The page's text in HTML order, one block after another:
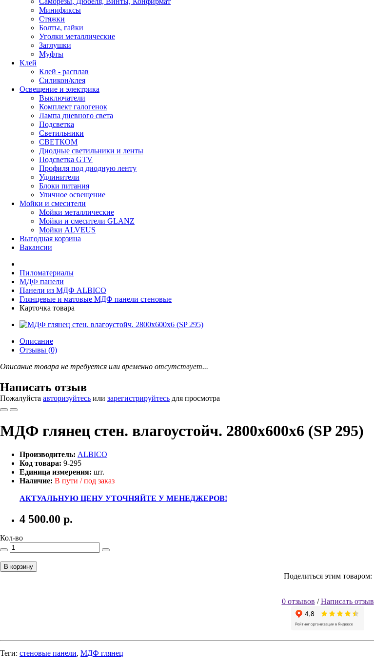
Минификсы
Стяжки
Болты, гайки
Уголки металлические
Заглушки
Муфты
Клей
Клей - расплав
Силикон/клея
Освещение и электрика
Выключатели
Комплект галогенок
Лампа дневного света
Подсветка
Светильники
СВЕТКОМ
Диодные светильники и ленты
Подсветка GTV
Профиля под диодную ленту
Удлинители
Блоки питания
Уличное освещение
Мойки и смесители
Мойки металлические
Мойки и смесители GLANZ
Мойки ALVEUS
Выгодная корзина
Вакансии
Пиломатериалы
МДФ панели
Панели из МДФ ALBICO
Глянцевые и матовые МДФ панели стеновые
Карточка товара
Описание
Отзывы (0)
Описание товара не требуется или временно отсутствует...
Написать отзыв
Пожалуйста авторизуйтесь или зарегистрируйтесь для просмотра
МДФ глянец стен. влагоустойч. 2800х600х6 (SP 295)
Производитель: ALBICO
Код товара: 9-295
Единица измерения: шт.
Наличие: В пути / под заказ
АКТУАЛЬНУЮ ЦЕНУ УТОЧНЯЙТЕ У МЕНЕДЖЕРОВ!
4 500.00 р.
Кол-во
В корзину
Поделиться этим товаром:
0 отзывов /Написать отзыв
Теги: стеновые панели, МДФ глянец